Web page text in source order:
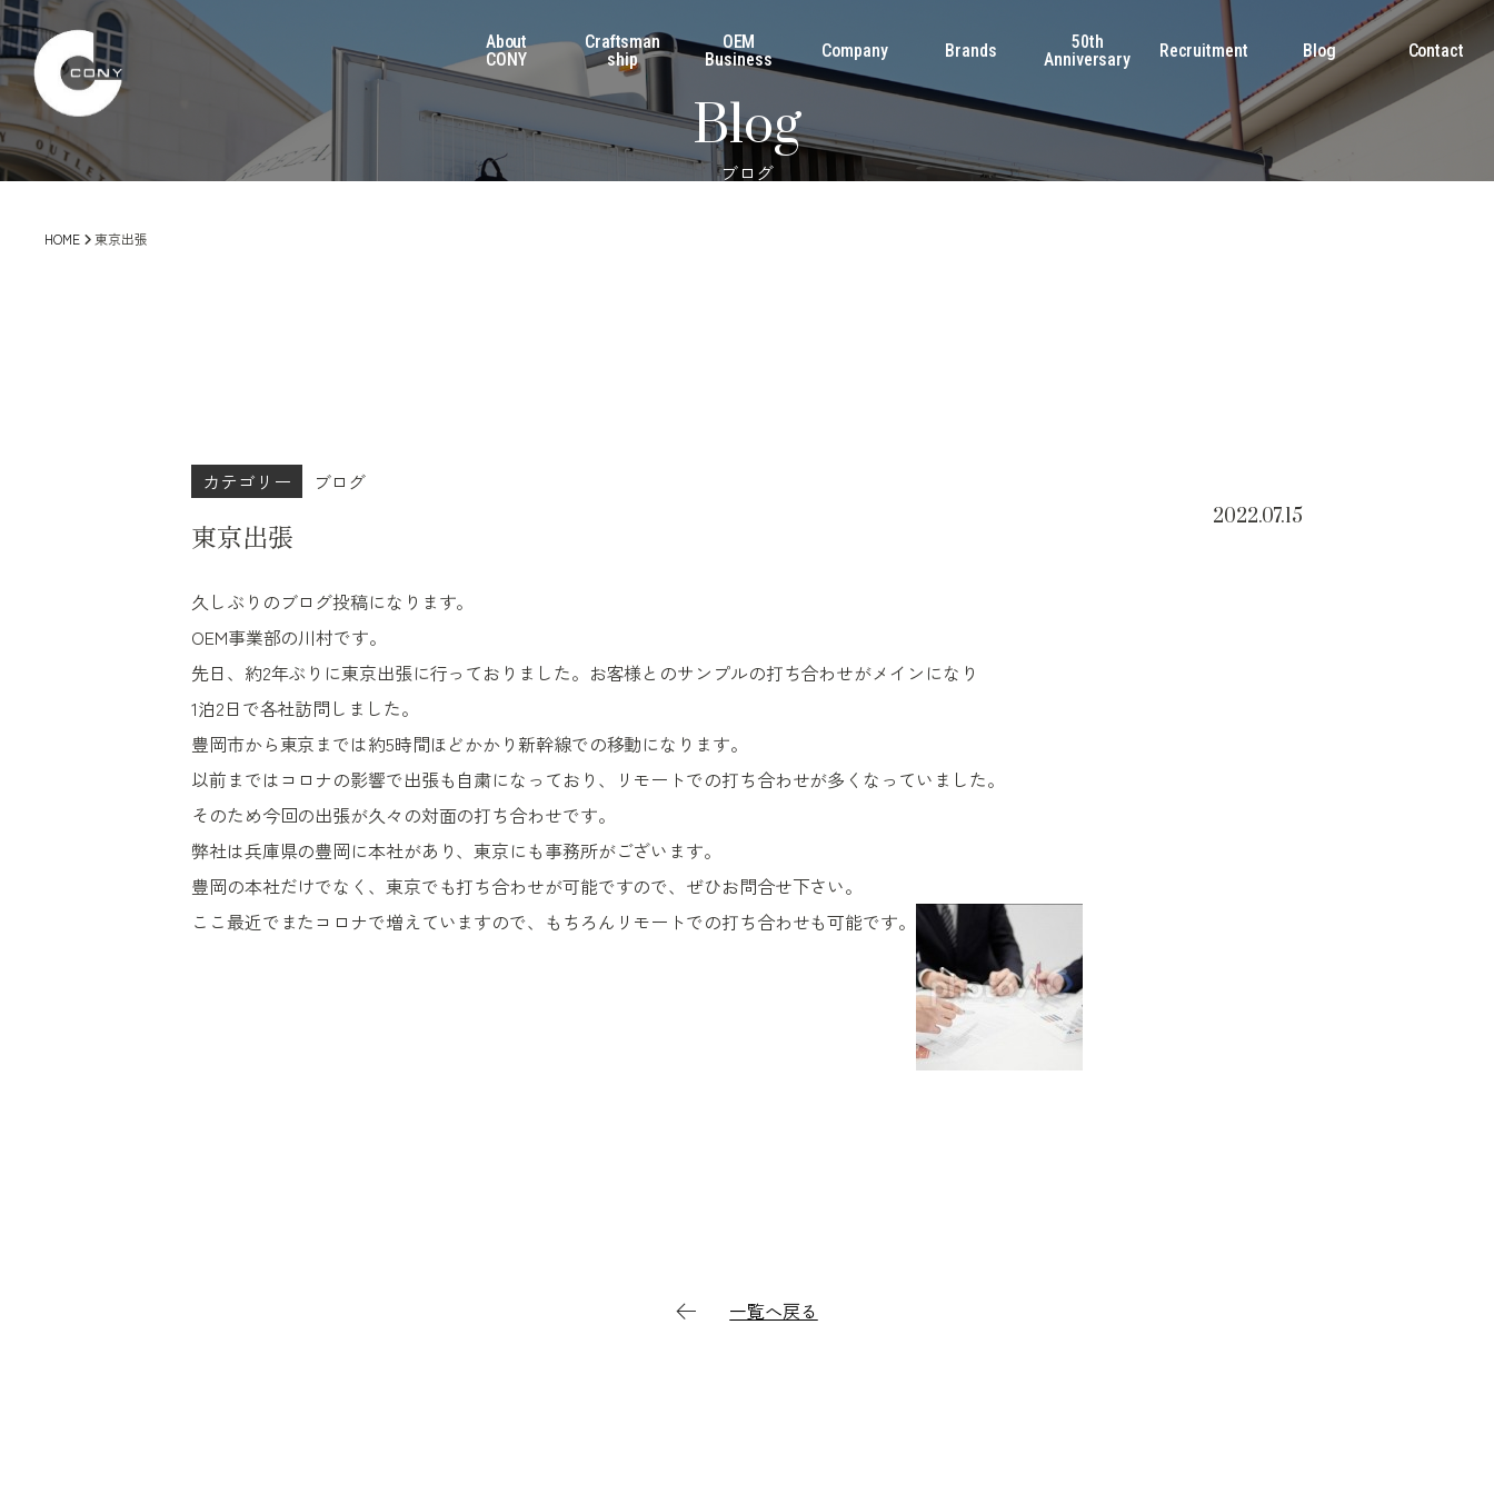
About
CONY
Craftsman
ship
OEM
Business
Company Brands
50th
Anniversary
Recruitment Blog Contact
Blog
ブログ
HOME 東京出張
カテゴリー ブログ
東京出張 2022.07.15
久しぶりのブログ投稿になります。
OEM事業部の川村です。
先日、約2年ぶりに東京出張に行っておりました。お客様とのサンプルの打ち合わせがメインになり
1泊2日で各社訪問しました。
豊岡市から東京までは約5時間ほどかかり新幹線での移動になります。
以前まではコロナの影響で出張も自粛になっており、リモートでの打ち合わせが多くなっていました。
そのため今回の出張が久々の対面の打ち合わせです。
弊社は兵庫県の豊岡に本社があり、東京にも事務所がございます。
豊岡の本社だけでなく、東京でも打ち合わせが可能ですので、ぜひお問合せ下さい。
ここ最近でまたコロナで増えていますので、もちろんリモートでの打ち合わせも可能です。
一覧へ戻る